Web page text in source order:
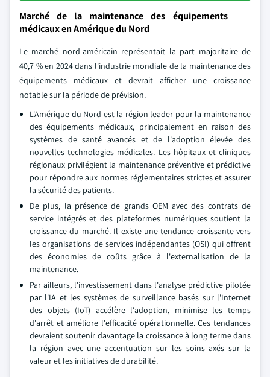
Marché de la maintenance des équipements
médicaux en Amérique du Nord
Le marché nord-américain représentait la part majoritaire de
40,7 % en 2024 dans l'industrie mondiale de la maintenance des
équipements médicaux et devrait afficher une croissance
notable sur la période de prévision.
L'Amérique du Nord est la région leader pour la maintenance
des équipements médicaux, principalement en raison des
systèmes de santé avancés et de l'adoption élevée des
nouvelles technologies médicales. Les hôpitaux et cliniques
régionaux privilégient la maintenance préventive et prédictive
pour répondre aux normes réglementaires strictes et assurer
la sécurité des patients.
De plus, la présence de grands OEM avec des contrats de
service intégrés et des plateformes numériques soutient la
croissance du marché. Il existe une tendance croissante vers
les organisations de services indépendantes (OSI) qui offrent
des économies de coûts grâce à l'externalisation de la
maintenance.
Par ailleurs, l'investissement dans l'analyse prédictive pilotée
par l'IA et les systèmes de surveillance basés sur l'Internet
des objets (IoT) accélère l'adoption, minimise les temps
d'arrêt et améliore l'efficacité opérationnelle. Ces tendances
devraient soutenir davantage la croissance à long terme dans
la région avec une accentuation sur les soins axés sur la
valeur et les initiatives de durabilité.